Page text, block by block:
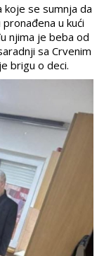
se sumnja da
u kući
njima je beba od
sa Crvenim
brigu o deci.